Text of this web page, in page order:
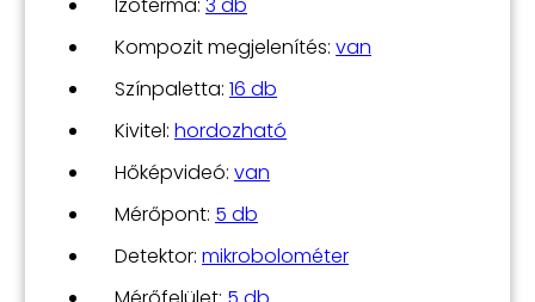
Kompozit megjelenítés: van
Színpaletta: 16 db
Kivitel: hordozható
Hőképvideó: van
Mérőpont: 5 db
Detektor: mikrobolométer